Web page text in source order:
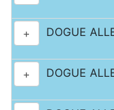
+ DOGUE
+ DOGUE